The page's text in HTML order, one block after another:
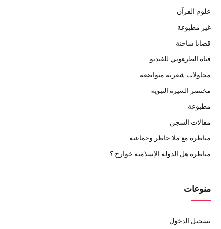
علوم القرآن
غير مطبوعة
قضايا ساخنة
قناة الطرهوني للفيديو
محاولات شعرية متواضعة
مختصر السيرة النبوية
مطبوعة
مقالات السجن
مناظرة مع ملا خاطر وجماعته
مناظرة هل الدولة الإسلامية خوارج ؟
منوعات
تسجيل الدخول